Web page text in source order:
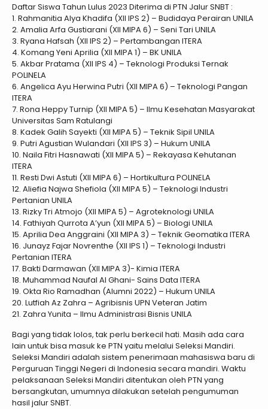
Daftar Siswa Tahun Lulus 2023 Diterima di PTN Jalur SNBT :
1. Rahmanitia Alya Khadifa (XII IPS 2) – Budidaya Perairan UNILA
2. Amalia Arfa Gustiarani (XII MIPA 6) – Seni Tari UNILA
3. Ryana Hafsah (XII IPS 2) – Pertambangan ITERA
4. Komang Yeni Aprilia (XII MIPA 1) – BK UNILA
5. Akbar Pratama (XII IPS 4) – Teknologi Produksi Ternak
POLINELA
6. Angelica Ayu Herwina Putri (XII MIPA 6) – Teknologi Pangan
ITERA
7. Rona Heppy Turnip (XII MIPA 5) – Ilmu Kesehatan Masyarakat
Universitas Sam Ratulangi
8. Kadek Galih Sayekti (XII MIPA 5) – Teknik Sipil UNILA
9. Putri Agustian Wulandari (XII IPS 3) – Hukum UNILA
10. Naila Fitri Hasnawati (XII MIPA 5) – Rekayasa Kehutanan
ITERA
11. Resti Dwi Astuti (XII MIPA 6) – Hortikultura POLINELA
12. Aliefia Najwa Shefiola (XII MIPA 5) – Teknologi Industri
Pertanian UNILA
13. Rizky Tri Atmojo (XII MIPA 5) – Agroteknologi UNILA
14. Fathiyah Qurrota A’yun (XII MIPA 5) – Biologi UNILA
15. Aprilia Dea Anggraini (XII MIPA 3) – Teknik Geomatika ITERA
16. Junayz Fajar Novrenthe (XII IPS 1) – Teknologi Industri
Pertanian ITERA
17. Bakti Darmawan (XII MIPA 3)- Kimia ITERA
18. Muhammad Naufal Al Ghani- Sains Data ITERA
19. Okta Rio Ramadhan (Alumni 2022) – Hukum UNILA
20. Lutfiah Az Zahra – Agribisnis UPN Veteran Jatim
21. Zahra Yunita – Ilmu Administrasi Bisnis UNILA
Bagi yang tidak lolos, tak perlu berkecil hati. Masih ada cara
lain untuk bisa masuk ke PTN yaitu melalui Seleksi Mandiri.
Seleksi Mandiri adalah sistem penerimaan mahasiswa baru di
Perguruan Tinggi Negeri di Indonesia secara mandiri. Waktu
pelaksanaan Seleksi Mandiri ditentukan oleh PTN yang
bersangkutan, umumnya dilakukan setelah pengumuman
hasil jalur SNBT.